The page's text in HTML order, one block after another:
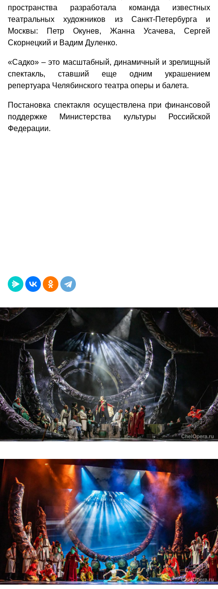
пространства разработала команда известных
театральных художников из Санкт-Петербурга и
Москвы: Петр Окунев, Жанна Усачева, Сергей
Скорнецкий и Вадим Дуленко.
«Садко» – это масштабный, динамичный и зрелищный
спектакль, ставший еще одним украшением
репертуара Челябинского театра оперы и балета.
Постановка спектакля осуществлена при финансовой
поддержке Министерства культуры Российской
Федерации.